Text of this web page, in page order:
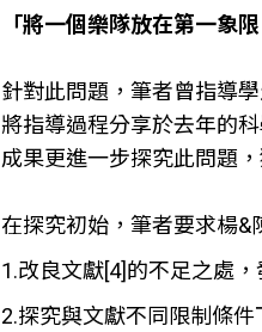
「將一個樂隊放在第一象
針對此問題，筆者曾指導
將指導過程分享於去年的
成果更進一步探究此問題
在探究初始，筆者要求楊&
1.改良文獻[4]的不足之處
2.探究與文獻不同限制條件